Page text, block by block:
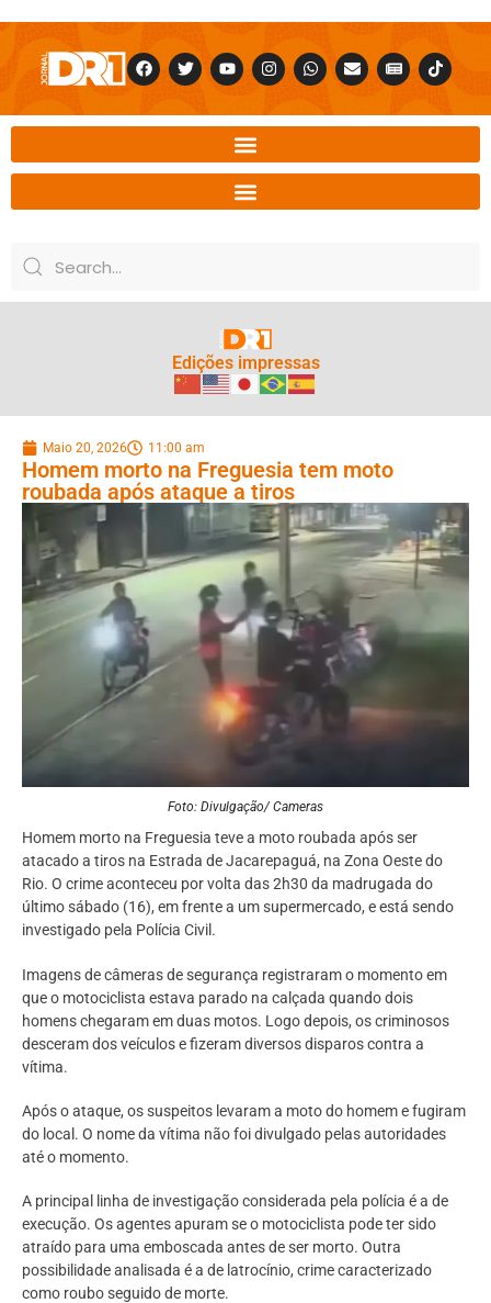
Edições impressas
Maio 20, 2026 11:00 am
Homem morto na Freguesia tem moto
roubada após ataque a tiros
Foto: Divulgação/ Cameras
Homem morto na Freguesia teve a moto roubada após ser
atacado a tiros na Estrada de Jacarepaguá, na Zona Oeste do
Rio. O crime aconteceu por volta das 2h30 da madrugada do
último sábado (16), em frente a um supermercado, e está sendo
investigado pela Polícia Civil.
Imagens de câmeras de segurança registraram o momento em
que o motociclista estava parado na calçada quando dois
homens chegaram em duas motos. Logo depois, os criminosos
desceram dos veículos e fizeram diversos disparos contra a
vítima.
Após o ataque, os suspeitos levaram a moto do homem e fugiram
do local. O nome da vítima não foi divulgado pelas autoridades
até o momento.
A principal linha de investigação considerada pela polícia é a de
execução. Os agentes apuram se o motociclista pode ter sido
atraído para uma emboscada antes de ser morto. Outra
possibilidade analisada é a de latrocínio, crime caracterizado
como roubo seguido de morte.